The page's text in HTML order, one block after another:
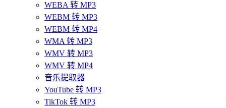
WEBA 转 MP3
WEBM 转 MP3
WEBM 转 MP4
WMA 转 MP3
WMV 转 MP3
WMV 转 MP4
音乐提取器
YouTube 转 MP3
TikTok 转 MP3